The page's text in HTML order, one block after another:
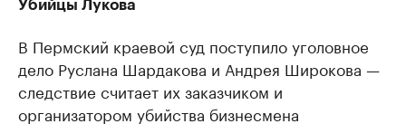
Убийцы Лукова
В Пермский краевой суд поступило уголовное
дело Руслана Шардакова и Андрея Широкова —
следствие считает их заказчиком и
организатором убийства бизнесмена